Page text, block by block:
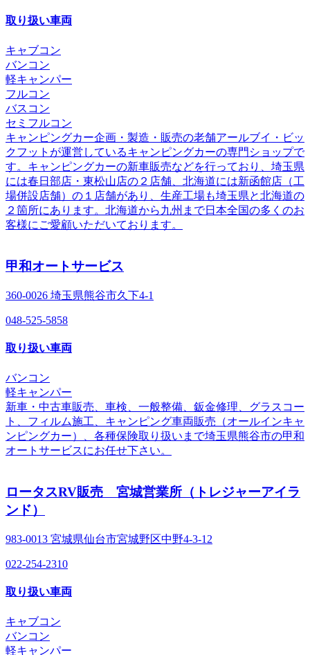
取り扱い車両
キャブコン
バンコン
軽キャンパー
フルコン
バスコン
セミフルコン
キャンピングカー企画・製造・販売の老舗アールブイ・ビッ
クフットが運営しているキャンピングカーの専門ショップで
す。キャンピングカーの新車販売などを行っており、埼玉県
には春日部店・東松山店の２店舗、北海道には新函館店（工
場併設店舗）の１店舗があり、生産工場も埼玉県と北海道の
２箇所にあります。北海道から九州まで日本全国の多くのお
客様にご愛顧いただいております。
甲和オートサービス
360-0026 埼玉県熊谷市久下4-1
048-525-5858
取り扱い車両
バンコン
軽キャンパー
新車・中古車販売、車検、一般整備、鈑金修理、グラスコー
ト、フィルム施工、キャンピング車両販売（オールインキャ
ンピングカー）、各種保険取り扱いまで埼玉県熊谷市の甲和
オートサービスにお任せ下さい。
ロータスRV販売 宮城営業所（トレジャーアイラ
ンド）
983-0013 宮城県仙台市宮城野区中野4-3-12
022-254-2310
取り扱い車両
キャブコン
バンコン
軽キャンパー